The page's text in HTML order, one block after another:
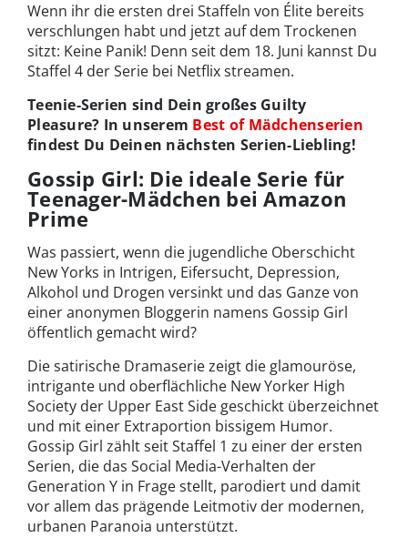
Wenn ihr die ersten drei Staffeln von Élite bereits
verschlungen habt und jetzt auf dem Trockenen
sitzt: Keine Panik! Denn seit dem 18. Juni kannst Du
Staffel 4 der Serie bei Netflix streamen.
Teenie-Serien sind Dein großes Guilty
Pleasure? In unserem Best of Mädchenserien
findest Du Deinen nächsten Serien-Liebling!
Gossip Girl: Die ideale Serie für
Teenager-Mädchen bei Amazon
Prime
Was passiert, wenn die jugendliche Oberschicht
New Yorks in Intrigen, Eifersucht, Depression,
Alkohol und Drogen versinkt und das Ganze von
einer anonymen Bloggerin namens Gossip Girl
öffentlich gemacht wird?
Die satirische Dramaserie zeigt die glamouröse,
intrigante und oberflächliche New Yorker High
Society der Upper East Side geschickt überzeichnet
und mit einer Extraportion bissigem Humor.
Gossip Girl zählt seit Staffel 1 zu einer der ersten
Serien, die das Social Media-Verhalten der
Generation Y in Frage stellt, parodiert und damit
vor allem das prägende Leitmotiv der modernen,
urbanen Paranoia unterstützt.